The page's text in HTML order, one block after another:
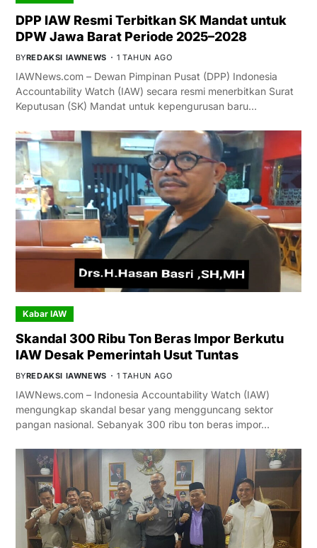
DPP IAW Resmi Terbitkan SK Mandat untuk
DPW Jawa Barat Periode 2025–2028
BYREDAKSI IAWNEWS 1 TAHUN AGO
IAWNews.com – Dewan Pimpinan Pusat (DPP) Indonesia
Accountability Watch (IAW) secara resmi menerbitkan Surat
Keputusan (SK) Mandat untuk kepengurusan baru…
Kabar IAW
Skandal 300 Ribu Ton Beras Impor Berkutu
IAW Desak Pemerintah Usut Tuntas
BYREDAKSI IAWNEWS 1 TAHUN AGO
IAWNews.com – Indonesia Accountability Watch (IAW)
mengungkap skandal besar yang mengguncang sektor
pangan nasional. Sebanyak 300 ribu ton beras impor…